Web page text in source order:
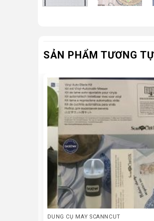
SẢN PHẨM TƯƠNG TỰ
DUNG CỤ MÁY SCANNCUT